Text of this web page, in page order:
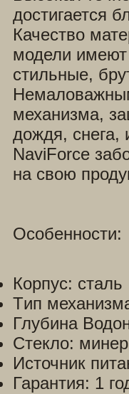
достигается
Качество
модели
стильные,
механизма,
дождя, снега,
NaviForce
на свою
Особенности:
Корпус: сталь
Tип
Глубина
Стекло:
Источник
Гарантия: 1